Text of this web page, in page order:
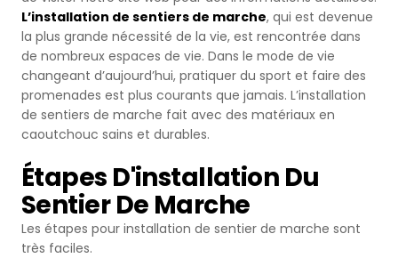
L’installation de sentiers de marche, qui est devenue
la plus grande nécessité de la vie, est rencontrée dans
de nombreux espaces de vie. Dans le mode de vie
changeant d’aujourd’hui, pratiquer du sport et faire des
promenades est plus courants que jamais. L’installation
de sentiers de marche fait avec des matériaux en
caoutchouc sains et durables.
Étapes D'installation Du
Sentier De Marche
Les étapes pour installation de sentier de marche sont
très faciles.